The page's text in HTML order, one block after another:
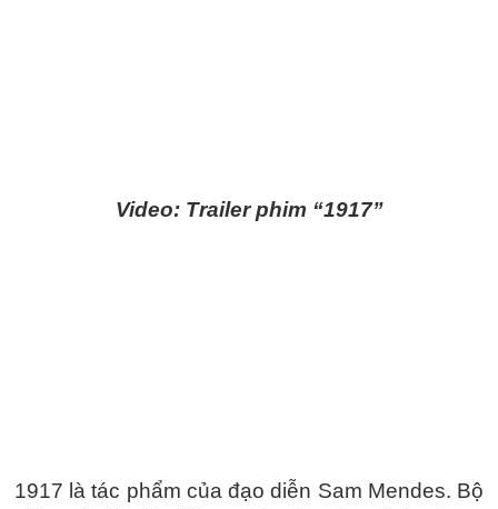
Video: Trailer phim “1917”
1917 là tác phẩm của đạo diễn Sam Mendes. Bộ